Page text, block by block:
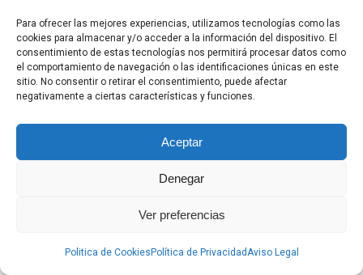
Para ofrecer las mejores experiencias, utilizamos tecnologías como las
cookies para almacenar y/o acceder a la información del dispositivo. El
consentimiento de estas tecnologías nos permitirá procesar datos como
el comportamiento de navegación o las identificaciones únicas en este
sitio. No consentir o retirar el consentimiento, puede afectar
negativamente a ciertas características y funciones.
Aceptar
Denegar
Ver preferencias
Politica de Cookies Política de PrivacidadAviso Legal
Guía práctica para disfrutar del Tour de France
2026 en Barcelona y el Vallès Oriental.
2022-2026 ©